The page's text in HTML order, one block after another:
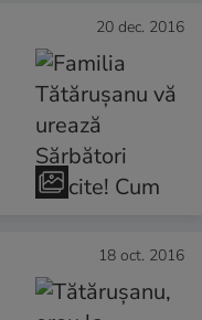
20 dec. 2016
18 oct. 2016